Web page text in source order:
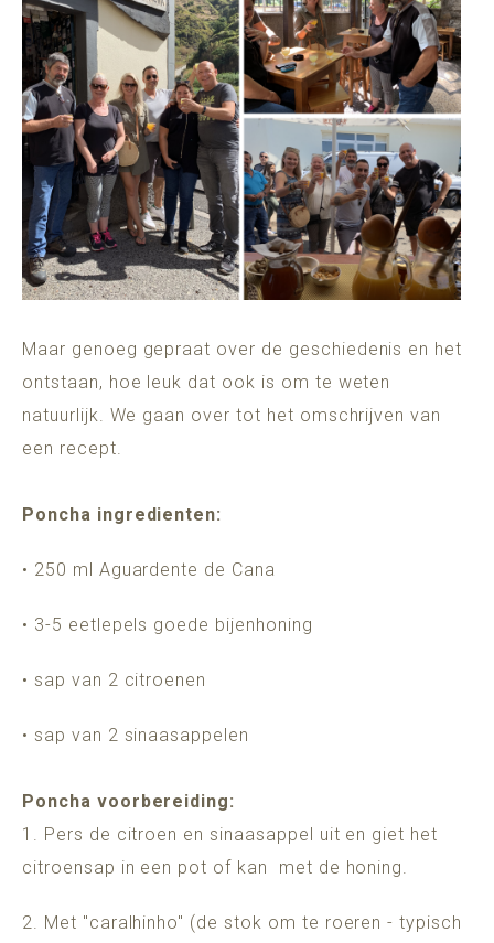
Maar genoeg gepraat over de geschiedenis en het
ontstaan, hoe leuk dat ook is om te weten
natuurlijk. We gaan over tot het omschrijven van
een recept.
Poncha ingredienten:
• 250 ml Aguardente de Cana
• 3-5 eetlepels goede bijenhoning
• sap van 2 citroenen
• sap van 2 sinaasappelen
Poncha voorbereiding:
1. Pers de citroen en sinaasappel uit en giet het
citroensap in een pot of kan met de honing.
2. Met "caralhinho" (de stok om te roeren - typisch